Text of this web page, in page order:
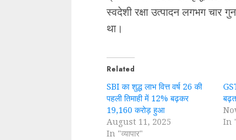
स्वदेशी रक्षा उत्पादन लगभग
था।
Related
SBI का शुद्ध लाभ वित्त वर्ष 26 की
पहली तिमाही में 12% बढ़कर
19,160 करोड़ हुआ
August 11, 2025
In "व्यापार"
In